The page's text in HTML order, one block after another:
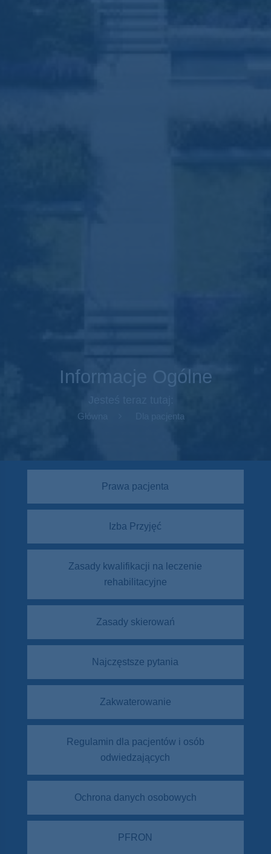
Informacje Ogólne
Główna Dla pacjenta
Prawa pacjenta
Izba Przyjęć
Zasady kwalifikacji na leczenie
rehabilitacyjne
Zasady skierowań
Najczęstsze pytania
Zakwaterowanie
Regulamin dla pacjentów i osób
odwiedzających
Ochrona danych osobowych
PFRON